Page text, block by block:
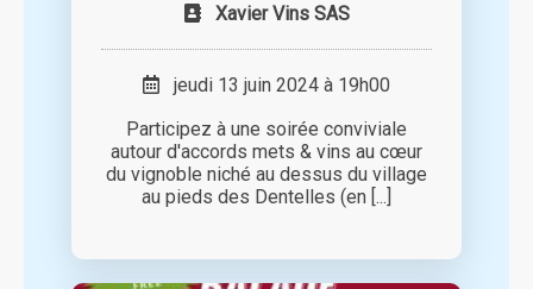
Xavier Vins SAS
jeudi 13 juin 2024 à 19h00
Participez à une soirée conviviale
autour d'accords mets & vins au cœur
du vignoble niché au dessus du village
au pieds des Dentelles (en [...]